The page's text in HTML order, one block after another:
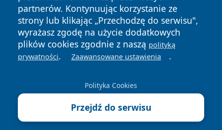
partnerów. Kontynuując korzystanie ze
strony lub klikając „Przechodzę do serwisu",
wyrażasz zgodę na użycie dodatkowych
plików cookies zgodnie z naszą polityką
prywatności. Zaawansowane ustawienia .
Polityka Cookies
Przejdź do serwisu
News Autorzy
Polityka
Prywatności
Polityka
Cookies